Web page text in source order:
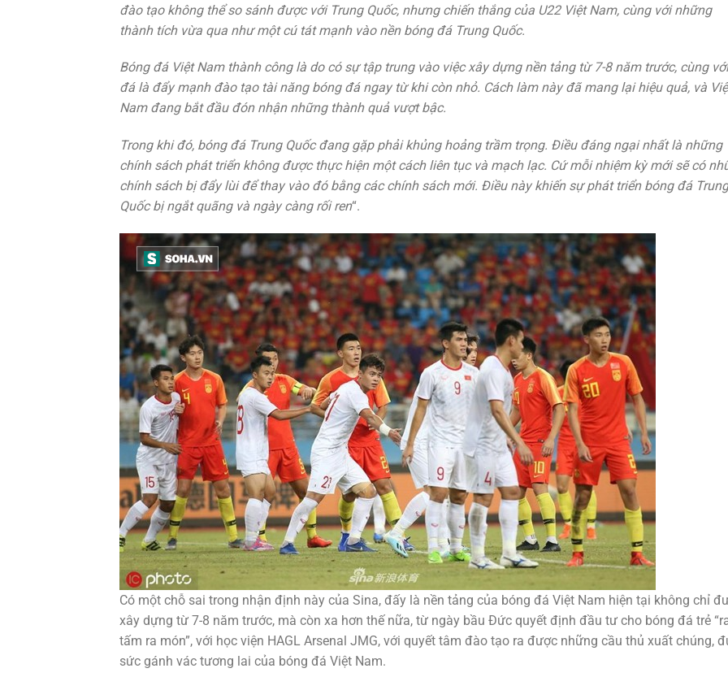
đào tạo không thể so sánh được với Trung Quốc, nhưng chiến thắng của U22 Việt Nam, cùng với những
thành tích vừa qua như một cú tát mạnh vào nền bóng đá Trung Quốc.
Bóng đá Việt Nam thành công là do có sự tập trung vào việc xây dựng nền tảng từ 7-8 năm trước, cùng với
đá là đẩy mạnh đào tạo tài năng bóng đá ngay từ khi còn nhỏ. Cách làm này đã mang lại hiệu quả, và
Nam đang bắt đầu đón nhận những thành quả vượt bậc.
Trong khi đó, bóng đá Trung Quốc đang gặp phải khủng hoảng trầm trọng. Điều đáng ngại nhất là những
chính sách phát triển không được thực hiện một cách liên tục và mạch lạc. Cứ mỗi nhiệm kỳ mới sẽ có
chính sách bị đẩy lùi để thay vào đó bằng các chính sách mới. Điều này khiến sự phát triển bóng đá Trung
Quốc bị ngắt quãng và ngày càng rối ren“.
Có một chỗ sai trong nhận định này của Sina, đấy là nền tảng của bóng đá Việt Nam hiện tại không chỉ
xây dựng từ 7-8 năm trước, mà còn xa hơn thế nữa, từ ngày bầu Đức quyết định đầu tư cho bóng đá trẻ
tấm ra món”, với học viện HAGL Arsenal JMG, với quyết tâm đào tạo ra được những cầu thủ xuất chúng,
sức gánh vác tương lai của bóng đá Việt Nam.